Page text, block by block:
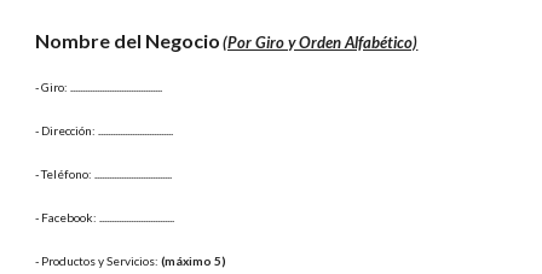
Nombre del Negocio (Por Giro y Orden Alfabético)
- Giro:
- Dirección:
- Teléfono:
- Facebook:
- Productos y Servicios: (máximo 5)